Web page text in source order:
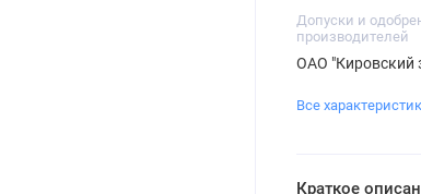
Допуски и
производителей
ОАО "Кировский
Все
Краткое